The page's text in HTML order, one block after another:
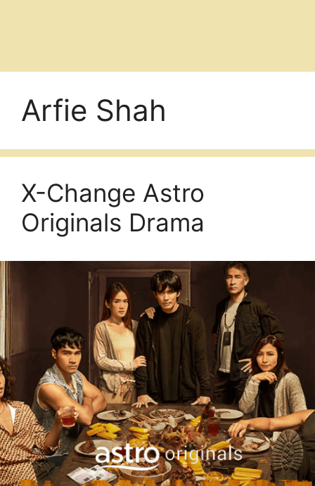
Arfie Shah
X-Change Astro
Originals Drama